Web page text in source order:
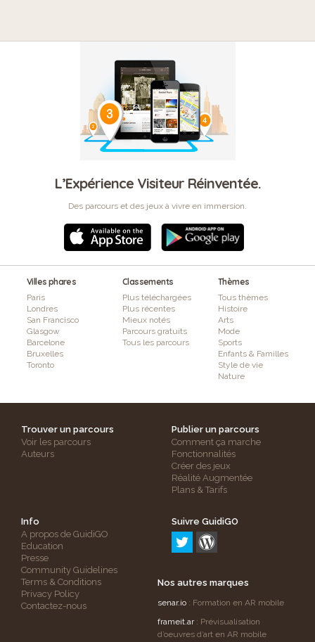
L’Expérience Visiteur Réinventée.
Des parcours et des jeux à vivre en immersion.
Villes phares
Paris
Londres
San Francisco
Glasgow
Barcelone
Bruxelles
Toronto
Classements
Plus téléchargées
Plus récentes
Mieux notés
Parcours gratuits
Tous les parcours
Thèmes
Tous thèmes
Histoire
Arts
Mode
Sports
Enfants & Familles
Style de vie
Nature
Trouver un parcours
Voir les parcours
Auteurs
Publier un parcours
Comment ça marche
Fonctionnalités
Créer des jeux
Réalité Augmentée
Plans & Tarifs
Info
A propos de GuidiGO
Education
Presse
Community Guidelines
Terms & Conditions
Privacy Policy
Contactez-nous
Suivre GuidiGO
Nos autres marques
senar.io : Formation en AR mobile
frameit.ar: Prévisualisation
d’oeuvres d’art en AR mobile